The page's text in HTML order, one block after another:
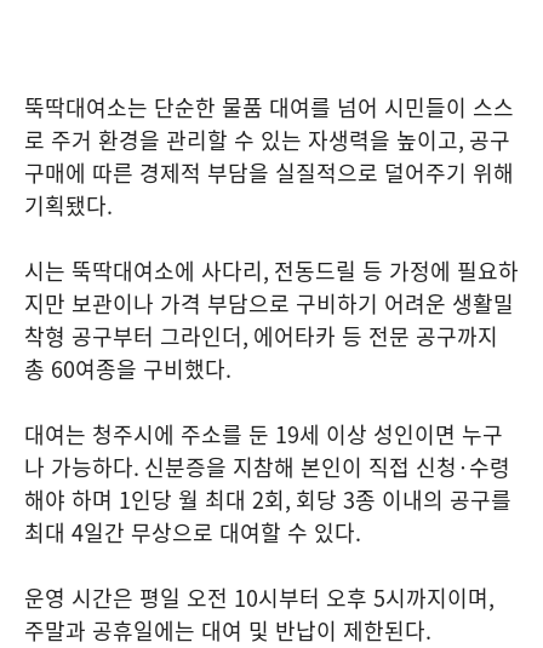
뚝딱대여소는 단순한 물품 대여를 넘어 시민들이 스스
로 주거 환경을 관리할 수 있는 자생력을 높이고, 공구
구매에 따른 경제적 부담을 실질적으로 덜어주기 위해
기획됐다.
시는 뚝딱대여소에 사다리, 전동드릴 등 가정에 필요하
지만 보관이나 가격 부담으로 구비하기 어려운 생활밀
착형 공구부터 그라인더, 에어타카 등 전문 공구까지
총 60여종을 구비했다.
대여는 청주시에 주소를 둔 19세 이상 성인이면 누구
나 가능하다. 신분증을 지참해 본인이 직접 신청·수령
해야 하며 1인당 월 최대 2회, 회당 3종 이내의 공구를
최대 4일간 무상으로 대여할 수 있다.
운영 시간은 평일 오전 10시부터 오후 5시까지이며,
주말과 공휴일에는 대여 및 반납이 제한된다.